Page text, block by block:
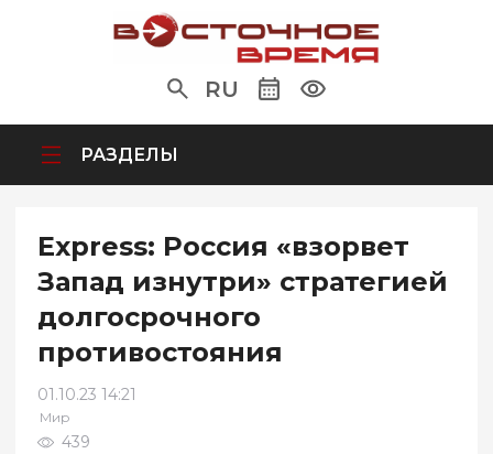
RU
РАЗДЕЛЫ
Express: Россия «взорвет
Запад изнутри» стратегией
долгосрочного
противостояния
01.10.23 14:21
Мир
439